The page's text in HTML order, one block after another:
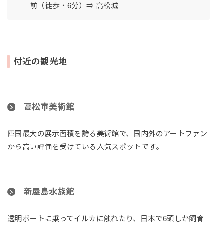
前（徒歩・6分）⇒ 高松城
付近の観光地
高松市美術館
四国最大の展示面積を誇る美術館で、国内外のアートファン
から高い評価を受けている人気スポットです。
新屋島水族館
透明ボートに乗ってイルカに触れたり、日本で6頭しか飼育